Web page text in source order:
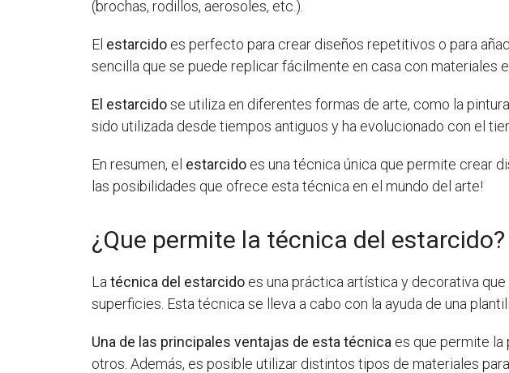
(brochas, rodillos, aerosoles, etc.).
El estarcido es perfecto para crear diseños repetitivos o para
sencilla que se puede replicar fácilmente en casa con materiales
El estarcidose utiliza en diferentes formas de arte, como la
sido utilizada desde tiempos antiguos y ha evolucionado con el
En resumen, el estarcido es una técnica única que permite crear
las posibilidades que ofrece esta técnica en el mundo del arte!
¿Que permite la técnica del estarcido?
Latécnica del estarcido es una práctica artística y decorativa
superficies. Esta técnica se lleva a cabo con la ayuda de una
Una de las principales ventajas de esta técnica es que permite la
otros. Además, es posible utilizar distintos tipos de materiales